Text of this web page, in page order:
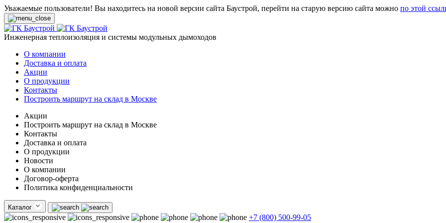
Уважаемые пользователи! Вы находитесь на новой версии сайта Баустрой, перейти на старую версию сайта можно по этой
Инженерная теплоизоляция и системы модульных дымоходов
О компании
Доставка и оплата
Акции
О продукции
Контакты
Построить маршрут на склад в Москве
Акции
Построить маршрут на склад в Москве
Контакты
Доставка и оплата
О продукции
Новости
О компании
Договор-оферта
Политика конфиденциальности
Каталог
+7 (800) 500-99-05